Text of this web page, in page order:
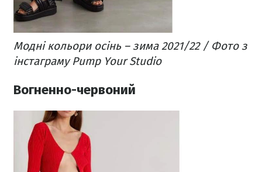
Модні кольори осінь – зима 2021/22 / Фото з
інстаграму Pump Your Studio
Вогненно-червоний